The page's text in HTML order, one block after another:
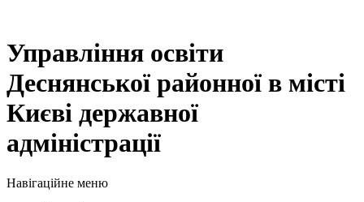
Управління освіти
Деснянської районної в місті
Києві державної
адміністрації
Навігаційне меню